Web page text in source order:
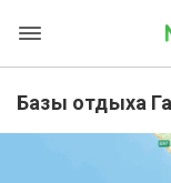
Базы отдыха